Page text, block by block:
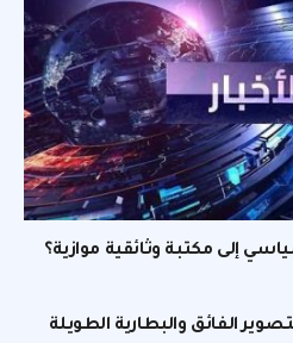
إلى مكتبة وثائقية موازية؟